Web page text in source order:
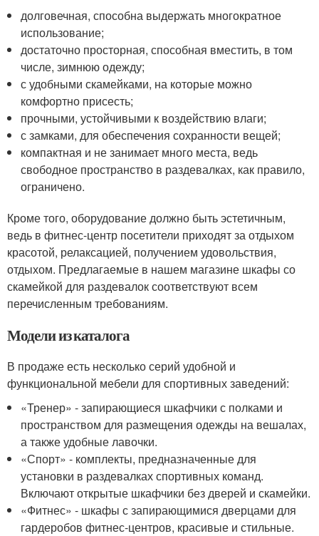
долговечная, способна выдержать многократное
использование;
достаточно просторная, способная вместить, в том
числе, зимнюю одежду;
с удобными скамейками, на которые можно
комфортно присесть;
прочными, устойчивыми к воздействию влаги;
с замками, для обеспечения сохранности вещей;
компактная и не занимает много места, ведь
свободное пространство в раздевалках, как правило,
ограничено.
Кроме того, оборудование должно быть эстетичным,
ведь в фитнес-центр посетители приходят за отдыхом
красотой, релаксацией, получением удовольствия,
отдыхом. Предлагаемые в нашем магазине шкафы со
скамейкой для раздевалок соответствуют всем
перечисленным требованиям.
Модели из каталога
В продаже есть несколько серий удобной и
функциональной мебели для спортивных заведений:
«Тренер» - запирающиеся шкафчики с полками и
пространством для размещения одежды на вешалах,
а также удобные лавочки.
«Спорт» - комплекты, предназначенные для
установки в раздевалках спортивных команд.
Включают открытые шкафчики без дверей и скамейки.
«Фитнес» - шкафы с запирающимися дверцами для
гардеробов фитнес-центров, красивые и стильные.